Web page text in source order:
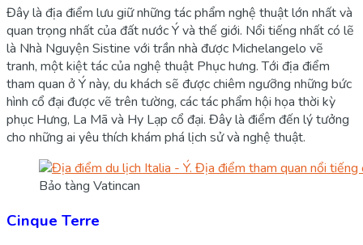
Đây là địa điểm lưu giữ những tác phẩm nghệ thuật lớn nhất và
quan trọng nhất của đất nước Ý và thế giới. Nổi tiếng nhất có lẽ
là Nhà Nguyện Sistine với trần nhà được Michelangelo vẽ
tranh, một kiệt tác của nghệ thuật Phục hưng. Tới địa điểm
tham quan ở Ý này, du khách sẽ được chiêm ngưỡng những bức
hình cổ đại được vẽ trên tường, các tác phẩm hội họa thời kỳ
phục Hưng, La Mã và Hy Lạp cổ đại. Đây là điểm đến lý tưởng
cho những ai yêu thích khám phá lịch sử và nghệ thuật.
Bảo tàng Vatincan
Cinque Terre